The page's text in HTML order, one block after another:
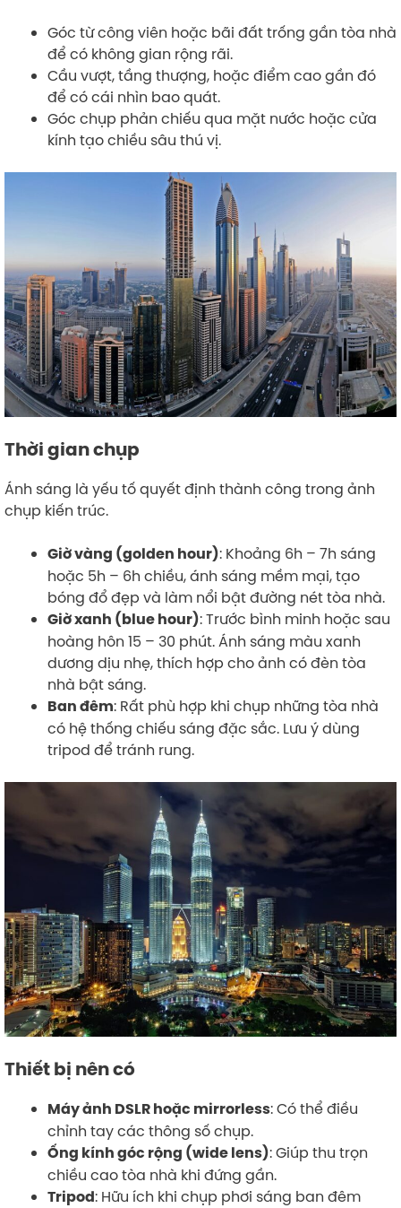
Góc từ công viên hoặc bãi đất trống gần tòa nhà
để có không gian rộng rãi.
Cầu vượt, tầng thượng, hoặc điểm cao gần đó
để có cái nhìn bao quát.
Góc chụp phản chiếu qua mặt nước hoặc cửa
kính tạo chiều sâu thú vị.
Thời gian chụp
Ánh sáng là yếu tố quyết định thành công trong ảnh
chụp kiến trúc.
Giờ vàng (golden hour): Khoảng 6h – 7h sáng
hoặc 5h – 6h chiều, ánh sáng mềm mại, tạo
bóng đổ đẹp và làm nổi bật đường nét tòa nhà.
Giờ xanh (blue hour): Trước bình minh hoặc sau
hoàng hôn 15 – 30 phút. Ánh sáng màu xanh
dương dịu nhẹ, thích hợp cho ảnh có đèn tòa
nhà bật sáng.
Ban đêm: Rất phù hợp khi chụp những tòa nhà
có hệ thống chiếu sáng đặc sắc. Lưu ý dùng
tripod để tránh rung.
Thiết bị nên có
Máy ảnh DSLR hoặc mirrorless: Có thể điều
chỉnh tay các thông số chụp.
Ống kính góc rộng (wide lens): Giúp thu trọn
chiều cao tòa nhà khi đứng gần.
Tripod: Hữu ích khi chụp phơi sáng ban đêm